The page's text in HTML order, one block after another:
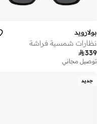
بولارويد
نظارات شمسية فراشة
339
توصيل مجاني
جديد